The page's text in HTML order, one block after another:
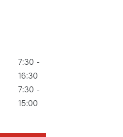
7:30 -
16:30
7:30 -
15:00